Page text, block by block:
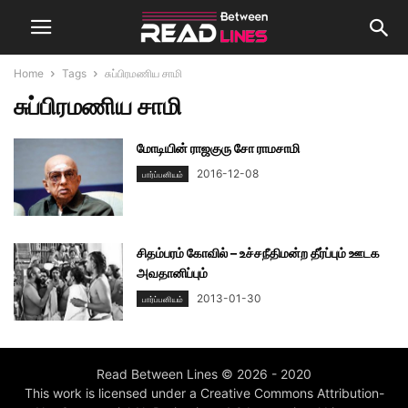
Home Tags சுப்பிரமணிய சாமி
சுப்பிரமணிய சாமி
மோடியின் ராஜகுரு சோ ராமசாமி
பார்ப்பனியம் 2016-12-08
சிதம்பரம் கோவில் – உச்சநீதிமன்ற தீர்ப்பும் ஊடக
அவதானிப்பும்
பார்ப்பனியம் 2013-01-30
Read Between Lines © 2026 - 2020
This work is licensed under a Creative Commons Attribution-